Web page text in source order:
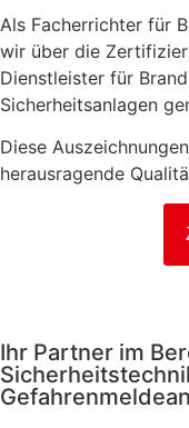
Als Facherrichter für
wir über die
Dienstleister für
Sicherheitsanlagen
Diese
herausragende
Ihr Partner im